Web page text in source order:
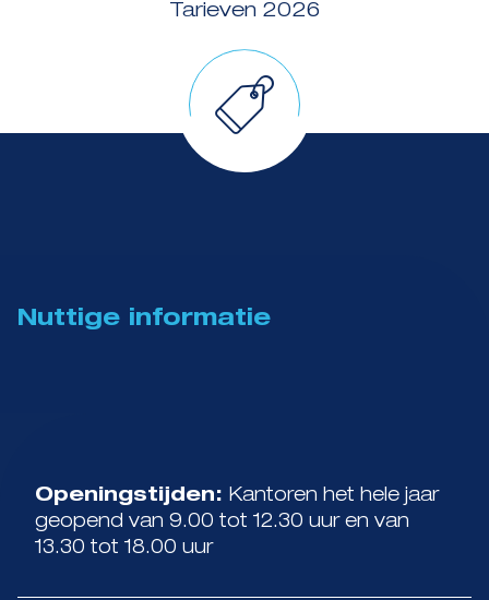
Tarieven 2026
Nuttige informatie
Openingstijden: Kantoren het hele jaar
geopend van 9.00 tot 12.30 uur en van
13.30 tot 18.00 uur